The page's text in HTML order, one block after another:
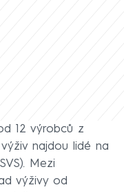
12 výrobců z
najdou lidé na
Mezi
výživy od